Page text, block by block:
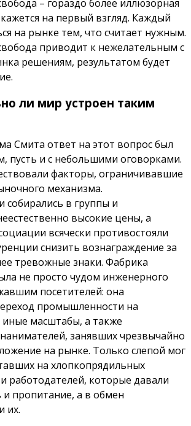
– гораздо более иллюзорная
на первый взгляд. Каждый
на рынке тем, что считает нужным.
приводит к нежелательным с
решениям, результатом будет
ли мир устроен таким
Смита ответ на этот вопрос был
пусть и с небольшими оговорками.
факторы, ограничивавшие
механизма.
в группы и
высокие цены, а
всячески противостояли
снизить вознаграждение за
тревожные знаки. Фабрика
не просто чудом инженерного
посетителей: она
промышленности на
масштабы, а также
занявших чрезвычайно
на рынке. Только слепой мог
на хлопкопрядильных
работодателей, которые давали
пропитание, а в обмен
их.